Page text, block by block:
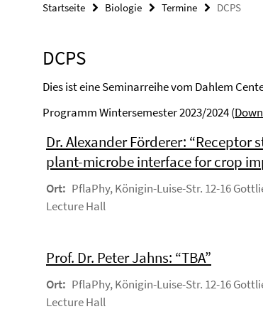
Startseite Biologie Termine DCPS
DCPS
Dies ist eine Seminarreihe vom Dahlem
Programm Wintersemester 2023/2024 (
Dr. Alexander Förderer: “Receptor
plant-microbe interface for crop
Ort: PflaPhy, Königin-Luise-Str. 12-16
Lecture Hall
Prof. Dr. Peter Jahns: “TBA”
Ort: PflaPhy, Königin-Luise-Str. 12-16
Lecture Hall